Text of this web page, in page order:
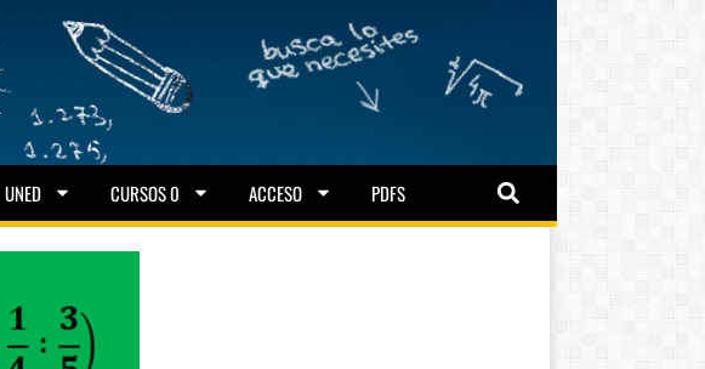
UNED CURSOS 0 ACCESO PDFS